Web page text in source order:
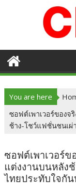
You are here
ซอฟต์เพาเวอร์ของจ
ช้าง-โชว์แฟชั่นชนเผ่
ซอฟต์เพาเวอร์
แต่งงานบนหลัง
ไทยประทับใจกัน